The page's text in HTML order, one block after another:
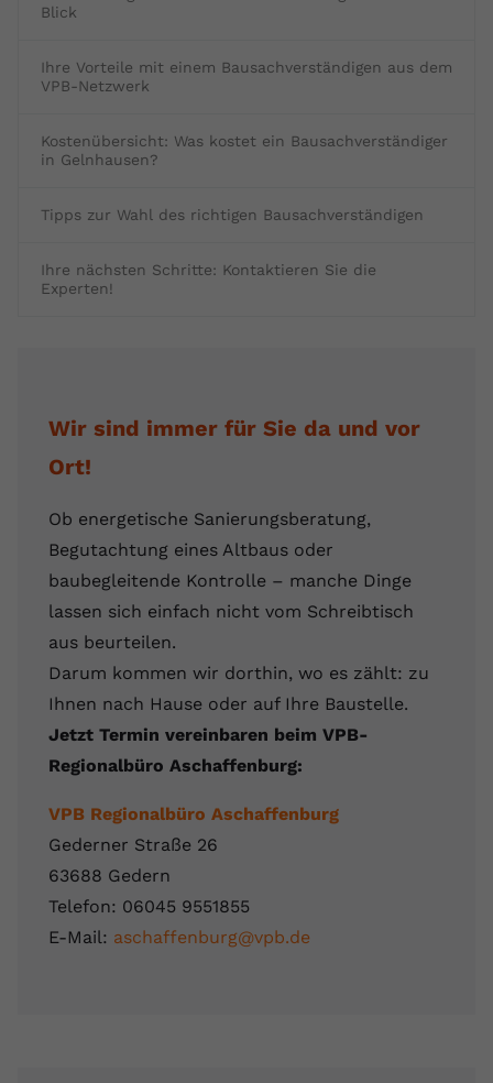
Blick
Ihre Vorteile mit einem Bausachverständigen aus dem
VPB-Netzwerk
Kostenübersicht: Was kostet ein Bausachverständiger
in Gelnhausen?
Tipps zur Wahl des richtigen Bausachverständigen
Ihre nächsten Schritte: Kontaktieren Sie die
Experten!
Wir sind immer für Sie da und vor
Ort!
Ob energetische Sanierungsberatung,
Begutachtung eines Altbaus oder
baubegleitende Kontrolle – manche Dinge
lassen sich einfach nicht vom Schreibtisch
aus beurteilen.
Darum kommen wir dorthin, wo es zählt: zu
Ihnen nach Hause oder auf Ihre Baustelle.
Jetzt Termin vereinbaren beim VPB-
Regionalbüro Aschaffenburg:
VPB Regionalbüro Aschaffenburg
Gederner Straße 26
63688 Gedern
Telefon: 06045 9551855
E-Mail: aschaffenburg@vpb.de